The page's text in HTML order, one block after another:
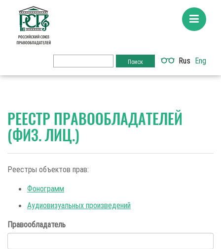
Rus Eng
РЕЕСТР ПРАВООБЛАДАТЕЛЕЙ
(ФИЗ. ЛИЦ.)
Реестры объектов прав:
Фонограмм
Аудиовизуальных произведений
Правообладатель